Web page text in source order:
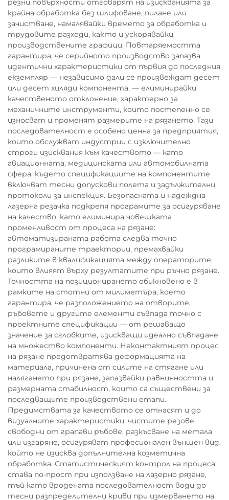
резни повърхности отговарят на изискванията за
крайна обработка без шлифоване, пилане или
зачистване, намалявайки времето за обработка и
трудовите разходи, както и ускорявайки
производствените графици. Повтаряемостта
гарантира, че серийното производство запазва
идентични характеристики от първия до последния
екземпляр — независимо дали се произвеждат десет
или десет хиляди компонента, — елиминирайки
качественото отклонение, характерно за
механичните инструменти, които постепенно се
износват и променят размерите на рязането. Тази
последователност е особено ценна за предприятия,
които обслужват индустрии с изключително
строги изисквания към качеството — като
авиационната, медицинската или автомобилната
сфера, където спецификациите на компонентите
включват тесни допускови полета и задължителни
протоколи за инспекция. Безопасната и надеждна
лазерна резачка подкрепя програмите за осигуряване
на качество, като елиминира човешката
променливост от процеса на рязане:
автоматизираната работа следва точно
програмираните траектории, премахвайки
разликите в квалификацията между операторите,
които влияят върху резултатите при ръчно рязане.
Точността на позиционирането обикновено е в
рамките на стотни от милиметъра, което
гарантира, че разположението на отворите,
ръбовете и другите елементи съвпада точно с
проектните спецификации — от решаващо
значение за сглобките, изискващи идеално съвпадане
на множество компоненти. Неконтактният процес
на рязане предотвратява деформацията на
материала, причинена от силите на стягане или
налягането при рязане, запазвайки равнинността и
размерната стабилност, които са съществени за
последващите производствени етапи.
Предимствата за качеството се отнасят и до
визуалните характеристики: чистите резове,
свободни от грапави ръбове, разкъсване на метала
или изгаряне, осигуряват професионален външен вид,
който не изисква допълнителна козметична
обработка. Статистическият контрол на процеса
става по-прост при използване на лазерно рязане,
тъй като вродената последователност води до
тесни разпределителни криви при измерването на